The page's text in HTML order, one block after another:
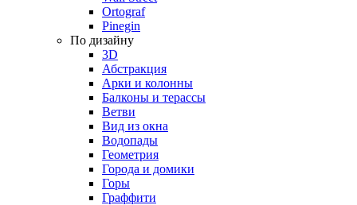
Ortograf
Pinegin
По дизайну
3D
Абстракция
Арки и колонны
Балконы и терассы
Ветви
Вид из окна
Водопады
Геометрия
Города и домики
Горы
Граффити